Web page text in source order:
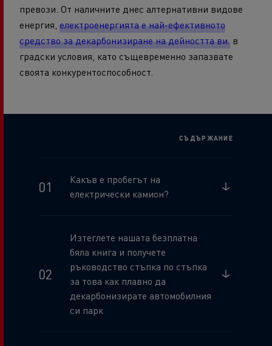
превози. От наличните днес алтернативни видове
енергия, електроенергията е най-ефективното
средство за декарбонизиране на дейността ви. в
градски условия, като същевременно запазвате
своята конкурентоспособност.
СЪДЪРЖАНИЕ
Какъв е пробегът на
електрически камион?
Изтеглете нашата безплатна
бяла книга и получете
ръководство стъпка по стъпка
за това как плавно да
декарбонизирате автомобилния
си парк